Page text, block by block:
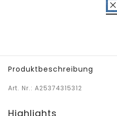
Produktbeschreibung
Art. Nr.: A25374315312
Highlights